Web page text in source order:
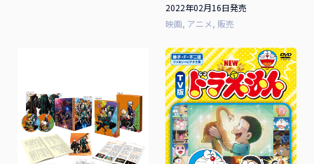
2022年02月16日発売
映画 アニメ 販売